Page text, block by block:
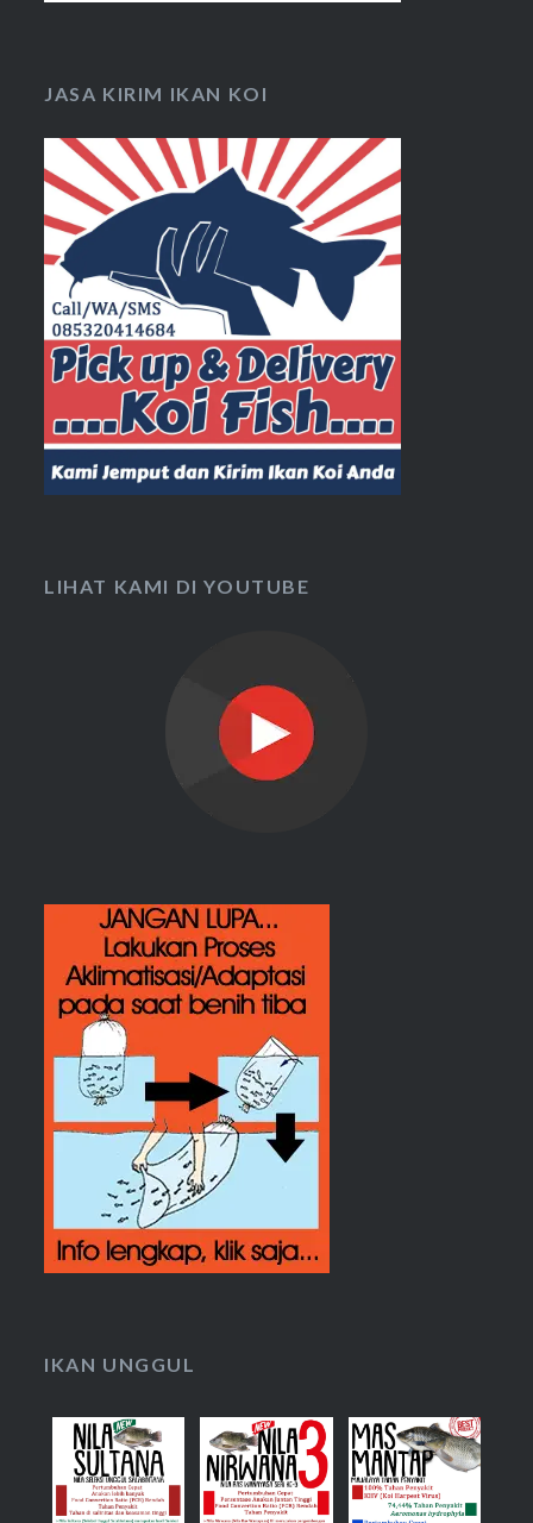
JASA KIRIM IKAN KOI
LIHAT KAMI DI YOUTUBE
IKAN UNGGUL